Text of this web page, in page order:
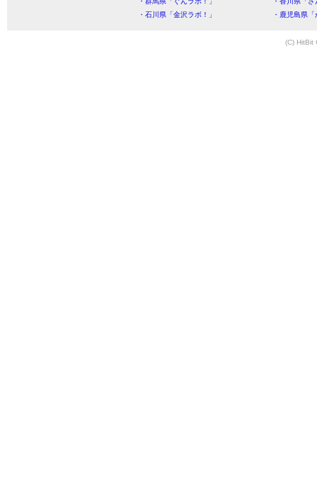
・石川県「金沢ラボ！」
・鹿児島県
(C) HitBit